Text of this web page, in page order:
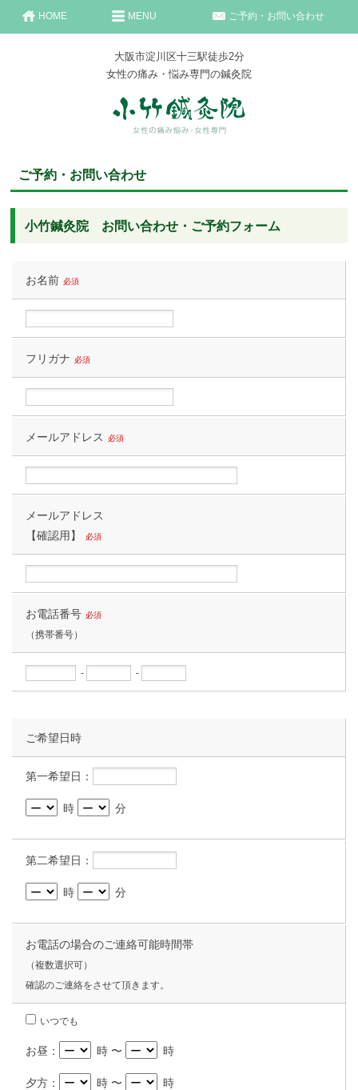
大阪市淀川区十三駅徒歩2分
女性の痛み・悩み専門の鍼灸院
HOME ご予約・お問い合わせ
MENU
ご予約・お問い合わせ
小竹鍼灸院 お問い合わせ・ご予約フォーム
お名前 必須
フリガナ 必須
メールアドレス 必須
メールアドレス
【確認用】
必須
お電話番号 必須
（携帯番号）
- -
ご希望日時
第一希望日：
時 分
第二希望日：
時 分
お電話の場合のご連絡可能時間帯
（複数選択可）
確認のご連絡をさせて頂きます。
いつでも
お昼： 時 〜 時
夕方： 時 〜 時